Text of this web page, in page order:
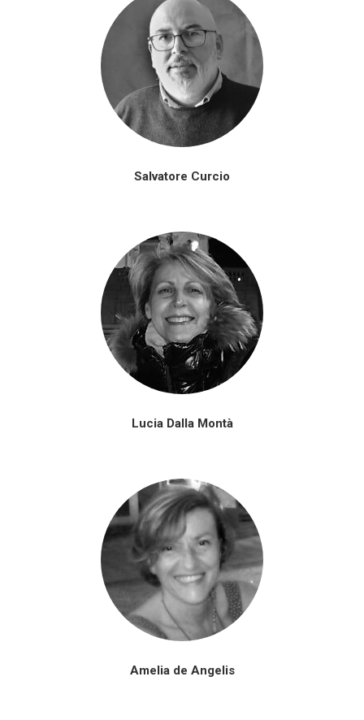
Salvatore Curcio
Lucia Dalla Montà
Amelia de Angelis